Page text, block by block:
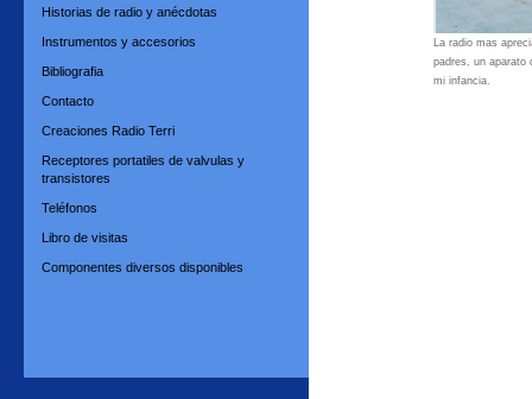
La radio mas
padres, un aparato
mi infancia.
Historias de radio y anécdotas
Instrumentos y accesorios
Bibliografia
Contacto
Creaciones Radio Terri
Receptores portatiles de valvulas y
transistores
Teléfonos
Libro de visitas
Componentes diversos disponibles